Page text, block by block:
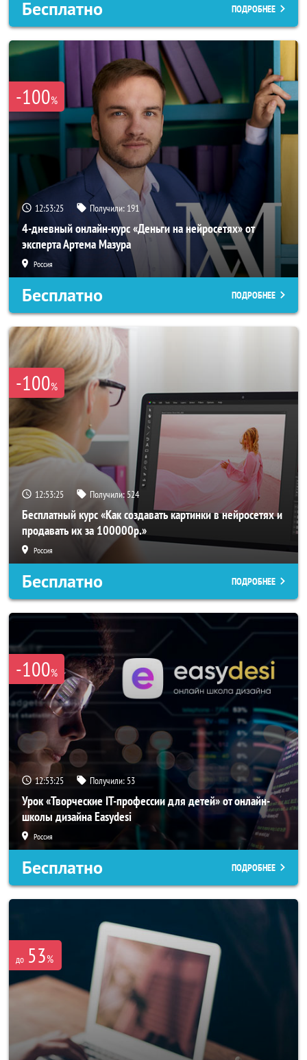
Бесплатно ПОДРОБНЕЕ
-100%
12:53:23 Получили: 191
4-дневный онлайн-курс «Деньги на нейросетях» от
эксперта Артема Мазура
Россия
Бесплатно ПОДРОБНЕЕ
-100%
12:53:23 Получили: 524
Бесплатный курс «Как создавать картинки в нейросетях и
продавать их за 100000р.»
Россия
Бесплатно ПОДРОБНЕЕ
-100%
12:53:23 Получили: 53
Урок «Творческие IT-профессии для детей» от онлайн-
школы дизайна Easydesi
Россия
Бесплатно ПОДРОБНЕЕ
до 53%